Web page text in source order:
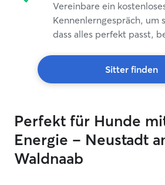
Vereinbare ein
Kennenlerngespräch, um
dass alles perfekt passt,
Sitter finden
Perfekt für Hunde
Energie – Neustadt
Waldnaab